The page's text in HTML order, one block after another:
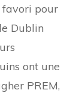
favori pour
Dublin
ont une
PREM,